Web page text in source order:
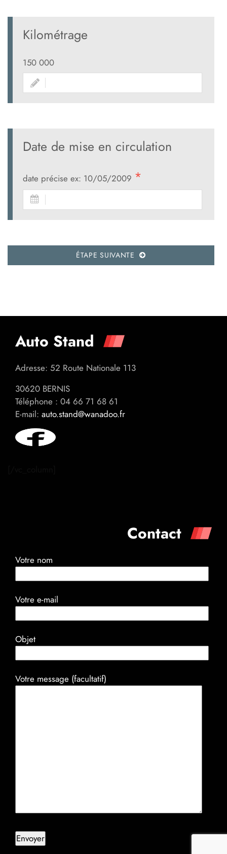
Kilométrage
150 000
Date de mise en circulation
date précise ex: 10/05/2009
ÉTAPE SUIVANTE
Auto Stand
Adresse: 52 Route Nationale 113
30620 BERNIS
Téléphone : 04 66 71 68 61
E-mail: auto.stand@wanadoo.fr
Contact
Votre nom
Votre e-mail
Objet
Votre message (facultatif)